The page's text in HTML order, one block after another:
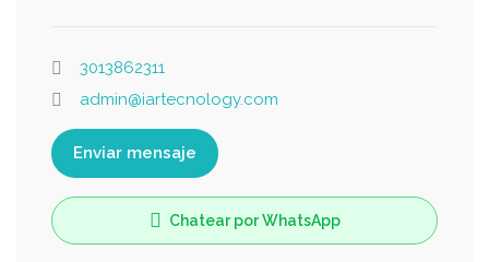
3013862311
admin@iartecnology.com
Enviar mensaje
Chatear por WhatsApp